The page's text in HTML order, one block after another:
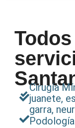
Cirugía
juanete,
garra,